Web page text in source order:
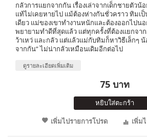
กลัวการแยกจากกัน เรื่องเล่าจากเด็กชายตัวน้
แท้ไม่เคยหายไป แม้ต้องห่างกันชั่วคราว ทิมเ
เดียว แม่ของเขาทำงานหนักและต้องออกไปน
พยายามทำดีที่สุดแล้ว แต่ทุกครั้งที่ต้องแยกจา
ว้าเหว่ และกลัว แต่แล้วแม่กับทิมก็หาวิธีเล็กๆ
จากกัน” ไม่น่ากลัวเหมือนเดิมอีกต่อไป
ดูรายละเอียดเพิ่มเติม
75 บาท
หยิบใส่ตะกร้า
เพิ่มไปรายการโปรด
เพิ่ม